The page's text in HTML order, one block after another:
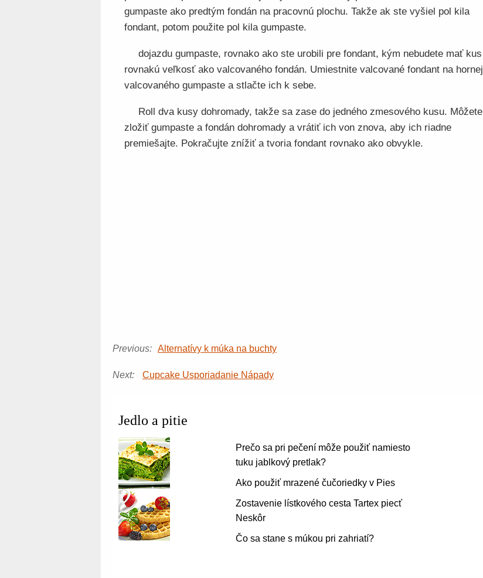
gumpaste ako predtým fondán na pracovnú plochu. Takže ak ste vyšiel pol kila
fondant, potom použite pol kila gumpaste.
dojazdu gumpaste, rovnako ako ste urobili pre fondant, kým nebudete mať kus
rovnakú veľkosť ako valcovaného fondán. Umiestnite valcované fondant na hornej
valcovaného gumpaste a stlačte ich k sebe.
Roll dva kusy dohromady, takže sa zase do jedného zmesového kusu. Môžete
zložiť gumpaste a fondán dohromady a vrátiť ich von znova, aby ich riadne
premiešajte. Pokračujte znížiť a tvoria fondant rovnako ako obvykle.
Previous: Alternatívy k múka na buchty
Next: Cupcake Usporiadanie Nápady
Jedlo a pitie
Prečo sa pri pečení môže použiť namiesto
tuku jablkový pretlak?
Ako použiť mrazené čučoriedky v Pies
Zostavenie lístkového cesta Tartex piecť
Neskôr
Čo sa stane s múkou pri zahriatí?